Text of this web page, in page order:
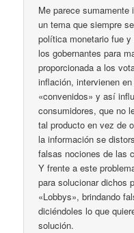
Me parece sumamente
un tema que siempre
política monetario fue
los gobernantes para
proporcionada a los
inflación, intervienen
«convenidos» y así
consumidores, que no
tal producto en vez de
la información se
falsas nociones de las
Y frente a este
para solucionar dichos
«Lobbys», brindando
diciéndoles lo que
solución.